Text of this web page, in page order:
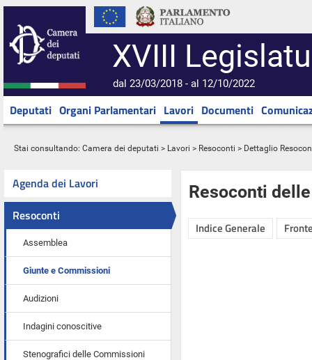
XVIII
dal 23/03/2018 - al 12/10/2022
Deputati Organi Parlamentari Lavori Documenti
Stai consultando: Camera dei deputati > Lavori > Resoconti > Dettaglio
Agenda dei Lavori
Resoconti
Assemblea
Giunte e Commissioni
Audizioni
Indagini conoscitive
Stenografici delle Commissioni
Resoconti
Indice Generale